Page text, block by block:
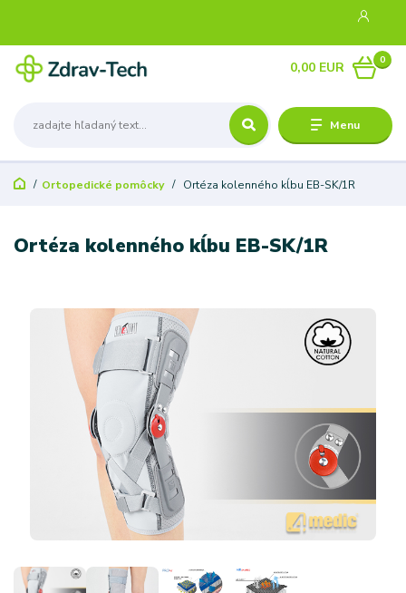
Menu
0
0,00 EUR
Ortopedické pomôcky Ortéza kolenného kĺbu EB-SK/1R
Ortéza kolenného kĺbu EB-SK/1R